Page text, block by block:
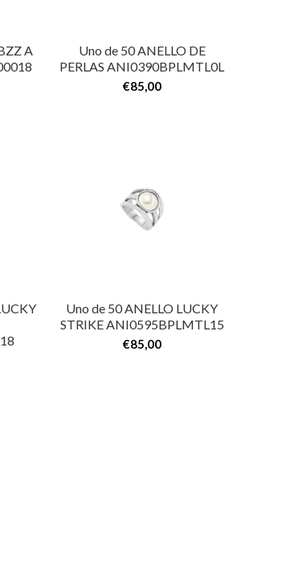
A
Uno de 50 ANELLO DE
PERLAS ANI0390BPLMTL0L
€85,00
Uno de 50 ANELLO LUCKY
STRIKE ANI0595BPLMTL15
€85,00